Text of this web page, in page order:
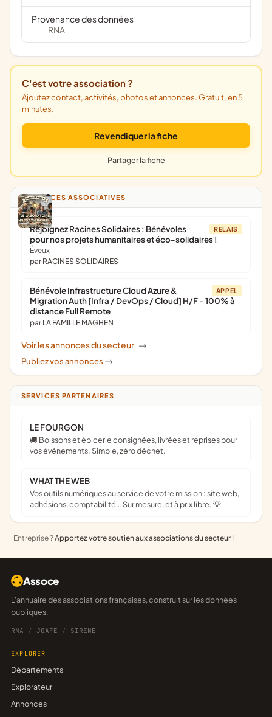
Provenance des données
RNA
C'est votre association ?
Ajoutez contact, activités, photos et annonces. Gratuit, en 5
minutes.
Revendiquer la fiche
Partager la fiche
ANNONCES ASSOCIATIVES
RELAIS
Rejoignez Racines Solidaires : Bénévoles
pour nos projets humanitaires et éco-solidaires !
Éveux
par RACINES SOLIDAIRES
APPEL
Bénévole Infrastructure Cloud Azure &
Migration Auth [Infra / DevOps / Cloud] H/F - 100% à
distance Full Remote
par LA FAMILLE MAGHEN
Voir les annonces du secteur ->
Publiez vos annonces ->
SERVICES PARTENAIRES
LE FOURGON
🚚 Boissons et épicerie consignées, livrées et reprises pour
vos événements. Simple, zéro déchet.
WHAT THE WEB
Vos outils numériques au service de votre mission : site web,
adhésions, comptabilité… Sur mesure, et à prix libre. 💡
Entreprise ?Apportez votre soutien aux associations du secteur !
Assoce
L'annuaire des associations françaises, construit sur les données
publiques.
RNA / JOAFE / SIRENE
EXPLORER
Départements
Explorateur
Annonces